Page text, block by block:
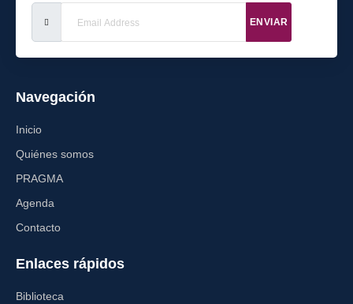
ENVIAR
Navegación
Inicio
Quiénes somos
PRAGMA
Agenda
Contacto
Enlaces rápidos
Biblioteca